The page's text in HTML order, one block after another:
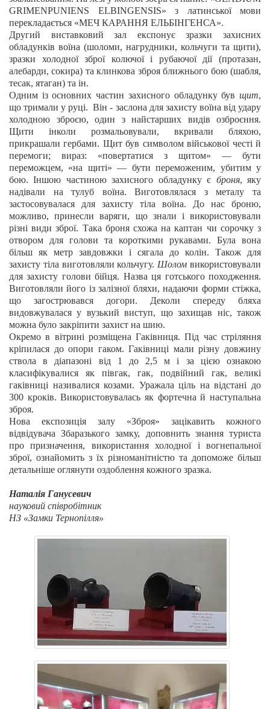
GRIMENPUNIENS ELBINGENSIS» з латинської мови
перекладається «МЕЧ КАРАННЯ ЕЛЬБІНГЕНСА».
Другий виставковий зал експонує зразки захисних
обладунків воїна (шоломи, нагрудники, кольчуги та щити),
зразки холодної зброї колючої і рубаючої дії (протазан,
алебарди, сокира) та клинкова зброя ближнього бою (шабля,
тесак, ятаган) та ін.
Одним із основних частин захисного обладунку був щит,
що тримали у руці. Він - заслона для захисту воїна від удару
холодною зброєю, один з найстарших видів озброєння.
Щити інколи розмальовували, вкривали бляхою,
прикрашали гербами. Щит був символом військової честі й
перемоги; вираз: «повертатися з щитом» — бути
переможцем, «на щиті» — бути переможеним, убитим у
бою. Іншою частиною захисного обладунку є броня, яку
надівали на тулуб воїна. Виготовлялася з металу та
застосовувалася для захисту тіла воїна. До нас броню,
можливо, принесли варяги, що знали і використовували
різні види зброї. Така броня схожа на каптан чи сорочку з
отвором для голови та короткими рукавами. Була вона
більш як метр завдовжки і сягала до колін. Також для
захисту тіла виготовляли кольчугу. Шолом використовували
для захисту голови бійця. Назва ця готського походження.
Виготовляли його із залізної бляхи, надаючи форми стіжка,
що загострювався догори. Деколи спереду бляха
видовжувалася у вузький виступ, що захищав ніс, також
можна було закріпити захист на шию.
Окремо в вітрині розміщена Гаківниця. Під час стріляння
кріпилася до опори гаком. Гаківниці мали різну довжину
ствола в діапазоні від 1 до 2,5 м і за цією ознакою
класифікувалися як півгак, гак, подвійний гак, великі
гаківниці називалися козами. Уражала ціль на відстані до
300 кроків. Використовувалась як фортечна й наступальна
зброя.
Нова експозиція залу «Зброя» зацікавить кожного
відвідувача Збаразького замку, доповнить знання туриста
про призначення, використання холодної і вогнепальної
зброї, ознайомить з їх різноманітністю та допоможе більш
детальніше оглянути оздоблення кожного зразка.
Наталія Ганусевич
науковий співробітник
НЗ «Замки Тернопілля»